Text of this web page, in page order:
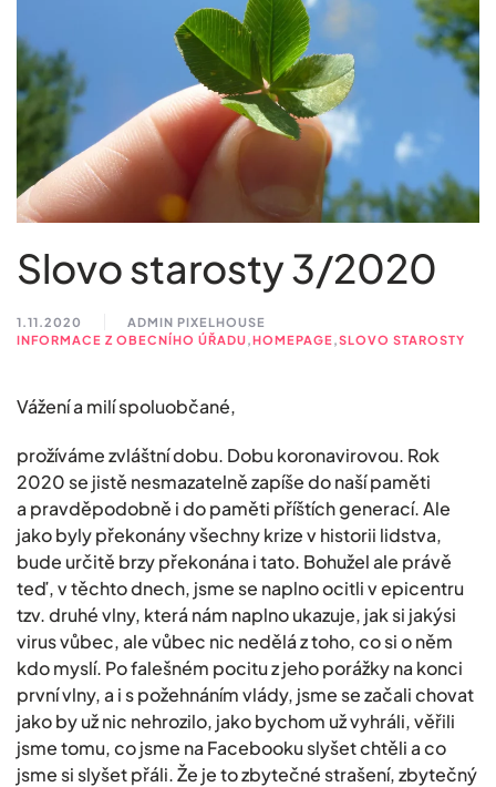
Slovo starosty 3/2020
1.11.2020
ADMIN PIXELHOUSE
INFORMACE Z OBECNÍHO ÚŘADU HOMEPAGE SLOVO STAROSTY
Vážení a milí spoluobčané,
prožíváme zvláštní dobu. Dobu koronavirovou. Rok
2020 se jistě nesmazatelně zapíše do naší paměti
a pravděpodobně i do paměti příštích generací. Ale
jako byly překonány všechny krize v historii lidstva,
bude určitě brzy překonána i tato. Bohužel ale právě
teď, v těchto dnech, jsme se naplno ocitli v epicentru
tzv. druhé vlny, která nám naplno ukazuje, jak si jakýsi
virus vůbec, ale vůbec nic nedělá z toho, co si o něm
kdo myslí. Po falešném pocitu z jeho porážky na konci
první vlny, a i s požehnáním vlády, jsme se začali chovat
jako by už nic nehrozilo, jako bychom už vyhráli, věřili
jsme tomu, co jsme na Facebooku slyšet chtěli a co
jsme si slyšet přáli. Že je to zbytečné strašení, zbytečný